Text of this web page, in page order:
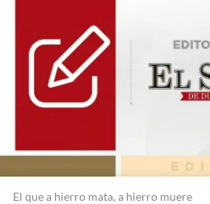
El que a hierro mata, a hierro muere